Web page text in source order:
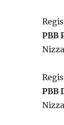
PBB
PBB